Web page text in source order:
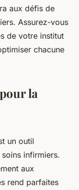
aux défis de
Assurez-vous
de votre institut
chacune
la
un outil
infirmiers.
aux
rend parfaites